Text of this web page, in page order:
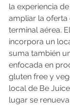
la experiencia
ampliar la oferta
terminal aérea.
incorpora un
suma también
enfocada en
gluten free y
local de Be
lugar se